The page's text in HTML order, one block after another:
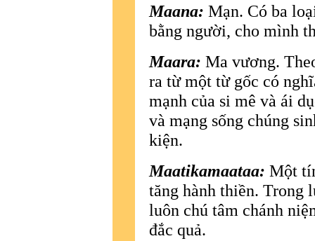
Maana: Mạn. Có ba
bằng người, cho mình
Maara: Ma vương.
ra từ một từ gốc có
mạnh của si mê và ái
và mạng sống chúng
kiện.
Maatikamaataa: Một
tăng hành thiền. Trong
luôn chú tâm chánh
đắc quả.